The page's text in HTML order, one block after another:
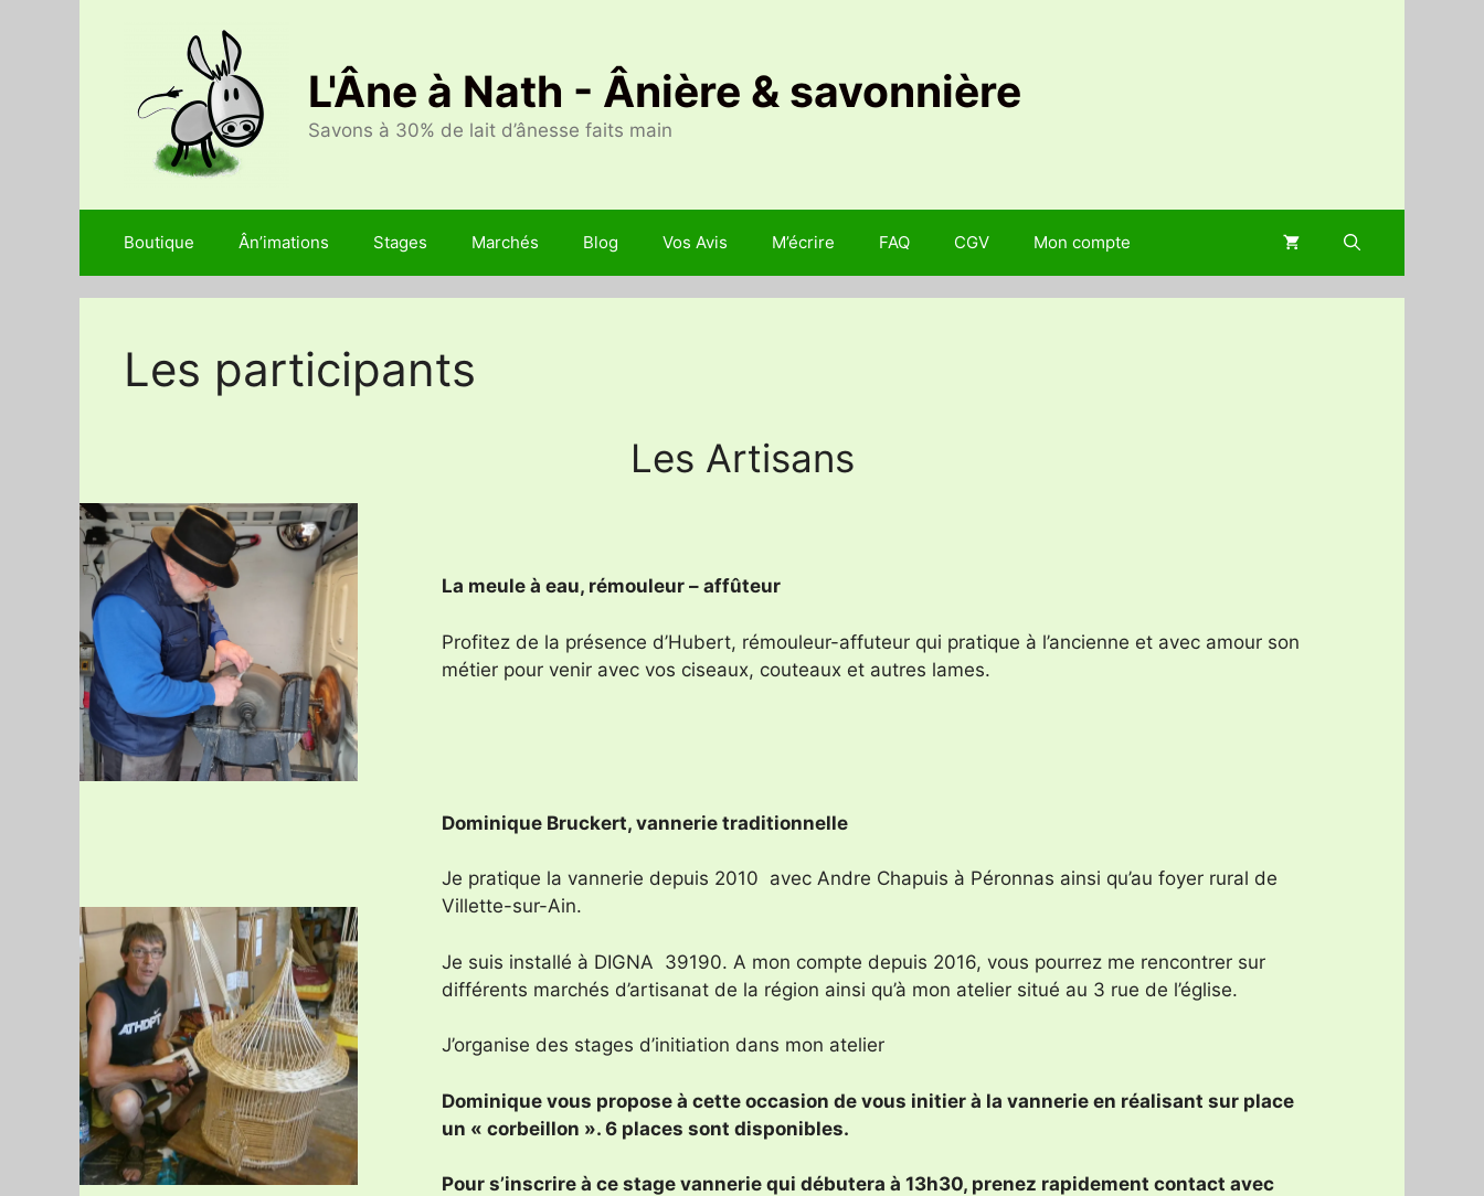
L'Âne à Nath - Ânière & savonnière
Savons à 30% de lait d’ânesse faits main
Boutique Ân’imations Stages Marchés Blog Vos Avis M’écrire FAQ CGV Mon compte
Les participants
Les Artisans
La meule à eau, rémouleur – affûteur
Profitez de la présence d’Hubert, rémouleur-affuteur qui pratique à l’ancienne et avec amour son
métier pour venir avec vos ciseaux, couteaux et autres lames.
Dominique Bruckert, vannerie traditionnelle
Je pratique la vannerie depuis 2010 avec Andre Chapuis à Péronnas ainsi qu’au foyer rural de
Villette-sur-Ain.
Je suis installé à DIGNA 39190. A mon compte depuis 2016, vous pourrez me rencontrer sur
différents marchés d’artisanat de la région ainsi qu’à mon atelier situé au 3 rue de l’église.
J’organise des stages d’initiation dans mon atelier
Dominique vous propose à cette occasion de vous initier à la vannerie en réalisant sur place
un « corbeillon ». 6 places sont disponibles.
Pour s’inscrire à ce stage vannerie qui débutera à 13h30, prenez rapidement contact avec